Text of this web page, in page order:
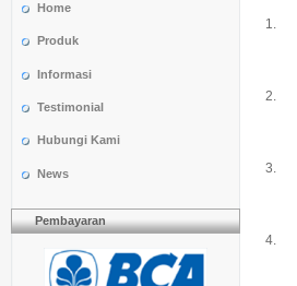
Home
Produk
Informasi
Testimonial
Hubungi Kami
News
Pembayaran
1.
2.
3.
4.